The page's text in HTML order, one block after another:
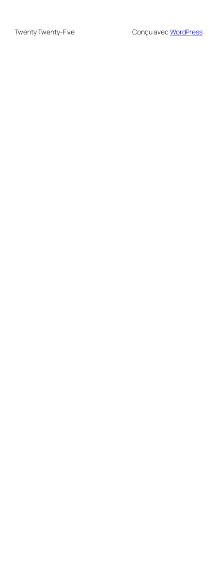
Twenty Twenty-Five Conçu avec WordPress